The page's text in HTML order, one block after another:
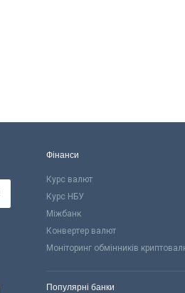
Фінанси
Курс валют
Курс НБУ
Міжбанк
Конвертер валют
Моніторинг обмінників
Популярні банки